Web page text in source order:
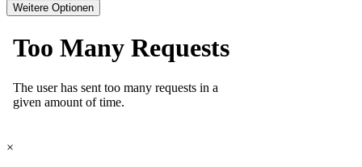
Weitere Optionen
×